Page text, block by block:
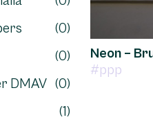
(0)
(0)
DMAV (0)
(1)
Neon –
#ppp